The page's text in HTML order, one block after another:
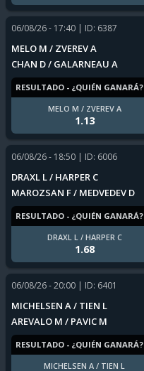
06/08/26 - 17:40 | ID: 6387
MELO M / ZVEREV A
CHAN D / GALARNEAU A
RESULTADO - ¿QUIÉN GANARÁ?
MELO M / ZVEREV A
1.13
06/08/26 - 18:50 | ID: 6006
DRAXL L / HARPER C
MAROZSAN F / MEDVEDEV D
RESULTADO - ¿QUIÉN GANARÁ?
DRAXL L / HARPER C
1.68
06/08/26 - 20:00 | ID: 6401
MICHELSEN A / TIEN L
AREVALO M / PAVIC M
RESULTADO - ¿QUIÉN GANARÁ?
MICHELSEN A / TIEN L